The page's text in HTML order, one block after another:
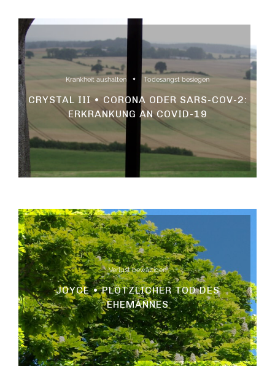
Krankheit aushalten Todesangst besiegen
CRYSTAL III • CORONA ODER SARS-COV-2:
ERKRANKUNG AN COVID-19
Verlust bewältigen
JOYCE • PLÖTZLICHER TOD DES
EHEMANNES